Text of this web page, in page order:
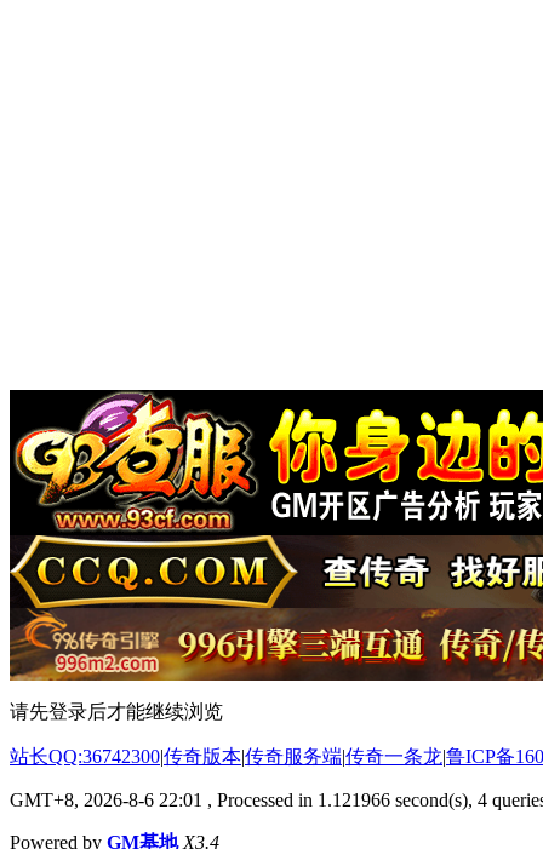
请先登录后才能继续浏览
站长QQ:36742300|传奇版本|传奇服务端|传奇一条龙|鲁ICP备
GMT+8, 2026-8-6 22:01 , Processed in 1.121966 second(s), 4
Powered by GM基地 X3.4